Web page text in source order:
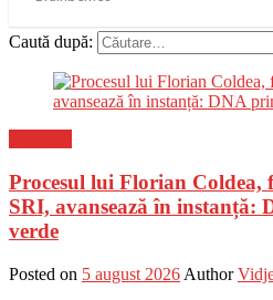
Caută după:
Procesul lui Florian
SRI, avansează în instanță:
verde
Posted on 5 august 2026 Author